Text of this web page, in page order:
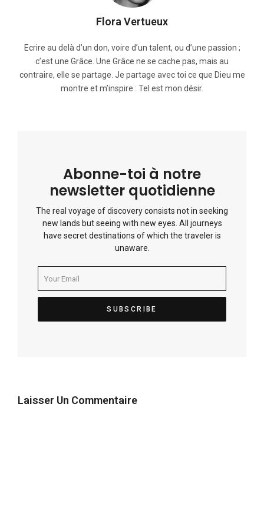
Flora Vertueux
Ecrire au delà d’un don, voire d’un talent, ou d’une passion ;
c’est une Grâce. Une Grâce ne se cache pas, mais au
contraire, elle se partage. Je partage avec toi ce que Dieu me
montre et m’inspire : Tel est mon désir.
Abonne-toi à notre
newsletter quotidienne
The real voyage of discovery consists not in seeking
new lands but seeing with new eyes. All journeys
have secret destinations of which the traveler is
unaware.
Laisser Un Commentaire